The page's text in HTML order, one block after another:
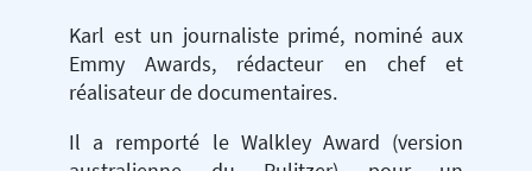
Karl est un journaliste primé, nominé aux
Emmy Awards, rédacteur en chef et
réalisateur de documentaires.
Il a remporté le Walkley Award (version